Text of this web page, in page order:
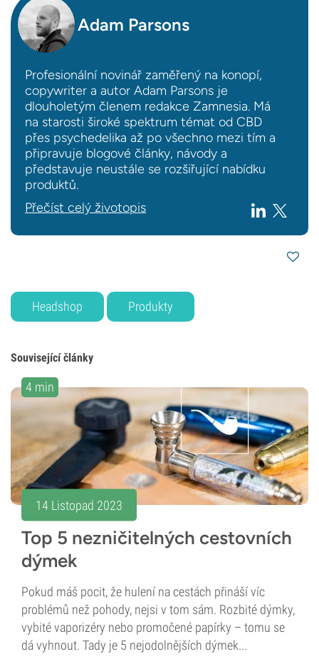
Adam Parsons
Profesionální novinář zaměřený na konopí,
copywriter a autor Adam Parsons je
dlouholetým členem redakce Zamnesia. Má
na starosti široké spektrum témat od CBD
přes psychedelika až po všechno mezi tím a
připravuje blogové články, návody a
představuje neustále se rozšiřující nabídku
produktů.
Přečíst celý životopis
Headshop Produkty
Související články
4 min
14 Listopad 2023
Top 5 nezničitelných cestovních
dýmek
Pokud máš pocit, že hulení na cestách přináší víc
problémů než pohody, nejsi v tom sám. Rozbité dýmky,
vybité vaporizéry nebo promočené papírky – tomu se
dá vyhnout. Tady je 5 nejodolnějších dýmek...